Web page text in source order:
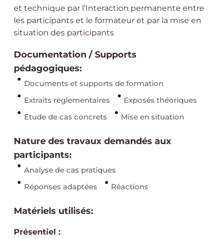
et technique par l’Interaction permanente entre
les participants et le formateur et par la mise en
situation des participants
Documentation / Supports
pédagogiques:
Documents et supports de formation
Extraits règlementaires
Exposés théoriques
Etude de cas concrets
Mise en situation
Nature des travaux demandés aux
participants:
Analyse de cas pratiques
Réponses adaptées
Réactions
Matériels utilisés:
Présentiel :